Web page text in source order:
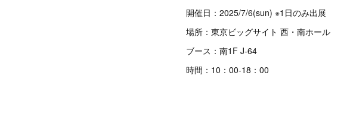
開催日：2025/7/6(sun) ※1日のみ出展
場所：東京ビッグサイト 西・南ホール
ブース：南1F J-64
時間：10：00-18：00